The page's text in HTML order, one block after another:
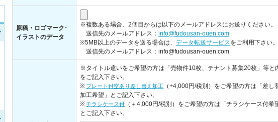
原稿・ロゴマーク･
イラストのデータ
※複数ある場合、2個目からは以下のメールアドレスにお送りください。
送信先のメールアドレス：info@fudousan-ouen.com
※5MB以上のデータを送る場合は、データ転送サービスをご利用下さい。
送信先のメールアドレス：info@fudousan-ouen.com
※タイトル違いをご希望の方は「売物件10枚、テナント募集20枚」等と
をご記入下さい。
※ プレート付空あり差し替え加工
（+4,000円/税別）をご希望の方は「差し
加工希望」とご記入下さい。
※チラシケース付 （＋4,000円/税別）をご希望の方は「チラシケース付希
とご記入下さい。